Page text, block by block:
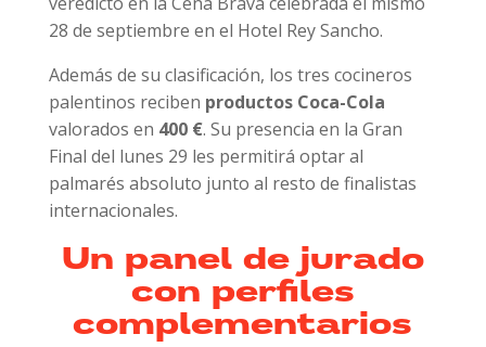
28 de septiembre en el Hotel Rey Sancho.
Además de su clasificación, los tres cocineros
palentinos reciben productos Coca-Cola
valorados en 400 €. Su presencia en la Gran
Final del lunes 29 les permitirá optar al
palmarés absoluto junto al resto de finalistas
internacionales.
Un panel de jurado
con perfiles
complementarios